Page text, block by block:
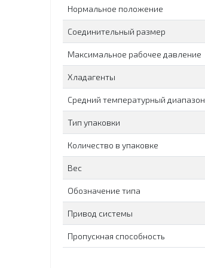
Нормальное положение
Соединительный размер
Максимальное рабочее давление
Хладагенты
Средний температурный диапазон
Тип упаковки
Количество в упаковке
Вес
Обозначение типа
Привод системы
Пропускная способность